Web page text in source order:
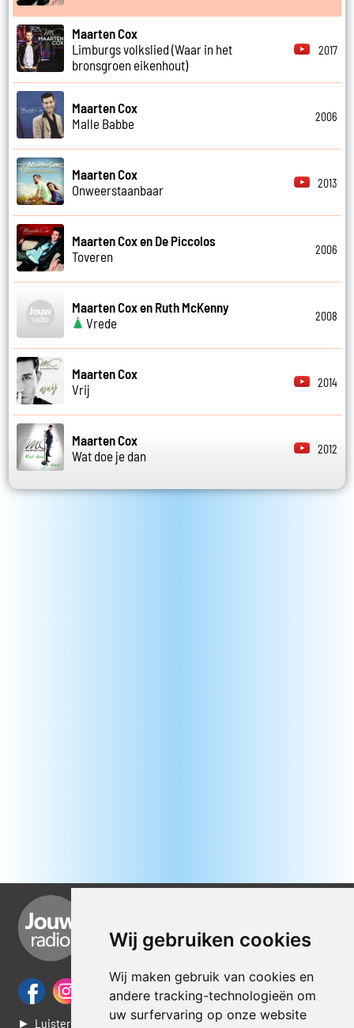
Wij gebruiken cookies
Wij maken gebruik van cookies en
andere tracking-technologieën om
uw surfervaring op onze website
Maarten Cox
Limburgs volkslied (Waar in het
bronsgroen eikenhout)
2017
Maarten Cox
Malle Babbe
2006
Maarten Cox
Onweerstaanbaar
2013
Maarten Cox en De Piccolos
Toveren
2006
Maarten Cox en Ruth McKenny
Vrede
2008
Maarten Cox
Vrij
2014
Maarten Cox
Wat doe je dan
2012
► Luisteren naar Jouwradio